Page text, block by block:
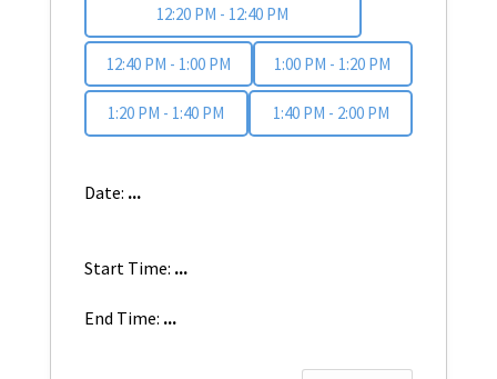
12:20 PM - 12:40 PM
12:40 PM - 1:00 PM 1:00 PM - 1:20 PM
1:20 PM - 1:40 PM 1:40 PM - 2:00 PM
Date: ...
Start Time: ...
End Time: ...